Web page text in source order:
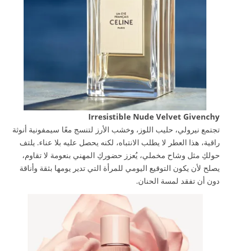
Irresistible Nude Velvet Givenchy
تجتمع نيرولي، حليب اللوز، وخشب الأرز لتنسج معًا سيمفونية أنوثة
راقية، هذا العطر لا يطلب الانتباه، لكنه يحصل عليه بلا عناء. يلتف
حولكِ مثل وشاح مخملي، يُعزز حضوركِ المهني بنعومة لا تقاوم،
يصلح لأن يكون التوقيع اليومي للمرأة التي تدير يومها بثقة وأناقة
دون أن تفقد لمسة الحنان.